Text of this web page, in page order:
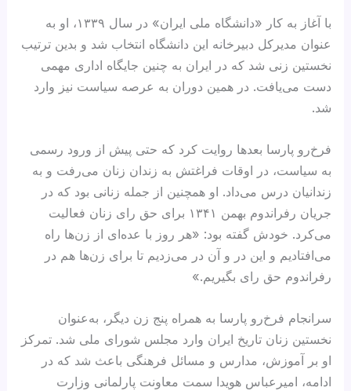
با آغاز به کار «دانشگاه ملی ایران» در سال ۱۳۳۹، او به
عنوان مدیرکل دبیرخانه این دانشگاه انتخاب شد و بدین ترتیب
نخستین زنی شد که در ایران به چنین جایگاه اداری مهمی
دست می‌یافت. در همین دوران به عرصه سیاست نیز وارد
شد.
فرخ‌رو پارسا بعدها روایت کرد که حتی پیش از ورود رسمی
به سیاست، در اوقات فراغتش به زندان زنان می‌رفت و به
زندانیان درس می‌داد. او همچنین از جمله زنانی بود که در
جریان رفراندوم بهمن ۱۳۴۱ برای حق رای زنان فعالیت
می‌کرد. خودش گفته بود: «هر روز با عده‌ای از زن‌ها راه
می‌افتادیم و این در و آن در می‌زدیم تا برای زن‌ها هم در
رفراندوم حق رای بگیریم.»
سرانجام فرخ‌رو پارسا به همراه پنج زن دیگر، به‌عنوان
نخستین زنان تاریخ ایران وارد مجلس شورای ملی شد. تمرکز
او بر آموزش، مدارس و مسائل فرهنگی باعث شد که در
ادامه، امیرعباس هویدا سمت معاونت پارلمانی وزارت